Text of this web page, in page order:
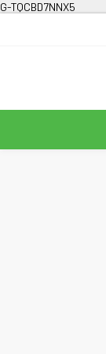
G-TQCBD7NNX5